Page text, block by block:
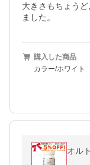
大きさもちょう
ました。
購入した商品
カラー/ホワイト
オル